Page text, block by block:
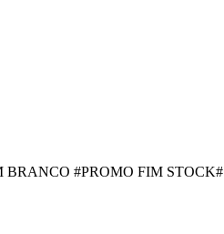
BRANCO #PROMO FIM STOCK#